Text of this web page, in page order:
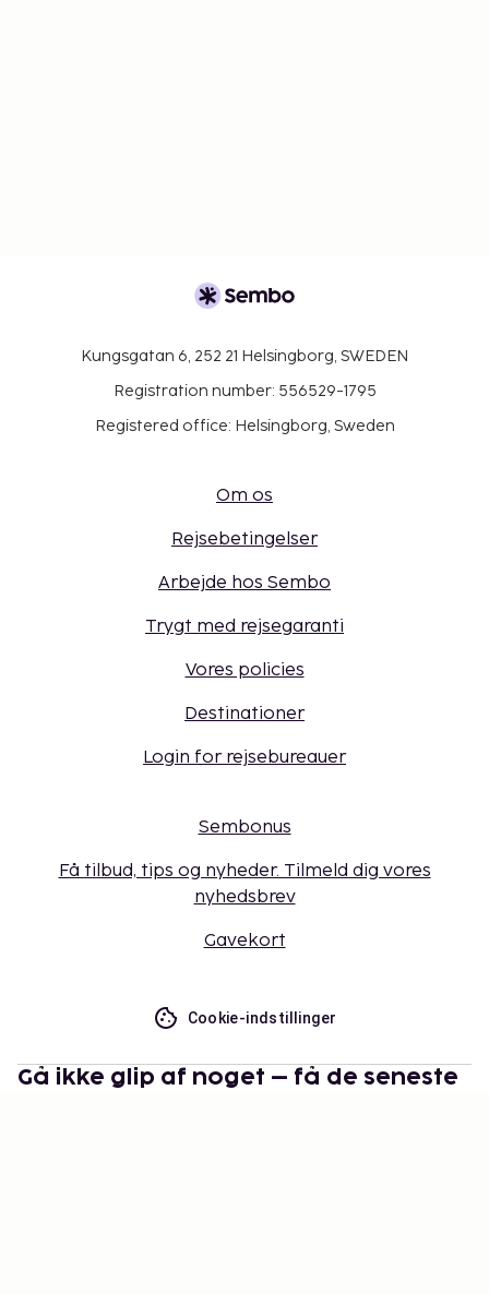
Kungsgatan 6, 252 21 Helsingborg, SWEDEN
Registration number: 556529-1795
Registered office: Helsingborg, Sweden
Om os
Rejsebetingelser
Arbejde hos Sembo
Trygt med rejsegaranti
Vores policies
Destinationer
Login for rejsebureauer
Sembonus
Få tilbud, tips og nyheder. Tilmeld dig vores
nyhedsbrev
Gavekort
Cookie-indstillinger
Gå ikke glip af noget – få de seneste